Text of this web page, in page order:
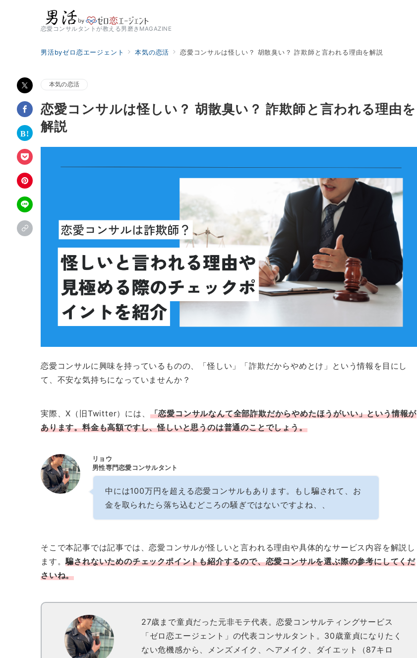
恋愛コンサルタントが教える男磨きMAGAZINE
男活byゼロ恋エージェント 本気の恋活 恋愛コンサルは怪しい？ 胡散臭い？ 詐欺師と言われる理由を解説
本気の恋活
恋愛コンサルは怪しい？ 胡散臭い？ 詐欺師と言われる理由を
解説
恋愛コンサルに興味を持っているものの、「怪しい」「詐欺だからやめとけ」という情報を目にし
て、不安な気持ちになっていませんか？
実際、X（旧Twitter）には、 「恋愛コンサルなんて全部詐欺だからやめたほうがいい」という情報が
あります。料金も高額ですし、怪しいと思うのは普通のことでしょう。
リョウ
男性専門恋愛コンサルタント
中には100万円を超える恋愛コンサルもあります。もし騙されて、お
金を取られたら落ち込むどころの騒ぎではないですよね、、
そこで本記事では記事では、恋愛コンサルが怪しいと言われる理由や具体的なサービス内容を解説し
ます。騙されないためのチェックポイントも紹介するので、恋愛コンサルを選ぶ際の参考にしてくだ
さいね。
27歳まで童貞だった元非モテ代表。恋愛コンサルティングサービス
「ゼロ恋エージェント」の代表コンサルタント。30歳童貞になりたく
ない危機感から、メンズメイク、ヘアメイク、ダイエット（87キロ